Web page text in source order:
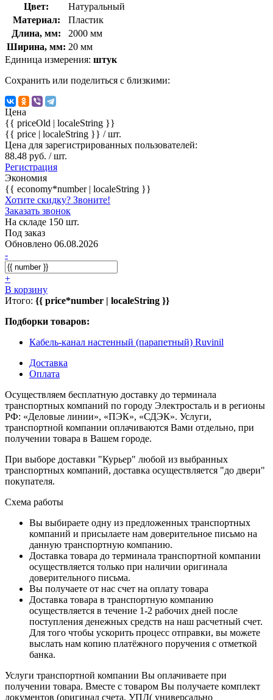
Цвет:
Натуральный
Материал:
Пластик
Длина, мм:
2000 мм
Ширина, мм: 20 мм
Единица измерения: штук
Сохранить или поделиться с близкими:
Цена
{{ priceOld | localeString }}
{{ price | localeString }} / шт.
Цена для зарегистрированных пользователей:
88.48 руб. / шт.
Регистрация
Экономия
{{ economy*number | localeString }}
Хотите скидку? Звоните!
Заказать звонок
На складе 150 шт.
Под заказ
Обновлено 06.08.2026
-
+
В корзину
Итого: {{ price*number | localeString }}
Подборки товаров:
Кабель-канал настенный (парапетный) Ruvinil
Доставка
Оплата
Осуществляем бесплатную доставку до терминала
транспортных компаний по городу Электросталь и в регионы
РФ: «Деловые линии», «ПЭК», «СДЭК». Услуги,
транспортной компании оплачиваются Вами отдельно, при
получении товара в Вашем городе.
При выборе доставки "Курьер" любой из выбранных
транспортных компаний, доставка осуществляется "до двери"
покупателя.
Схема работы
Вы выбираете одну из предложенных транспортных
компаний и присылаете нам доверительное письмо на
данную транспортную компанию.
Доставка товара до терминала транспортной компании
осуществляется только при наличии оригинала
доверительного письма.
Вы получаете от нас счет на оплату товара
Доставка товара в транспортную компанию
осуществляется в течение 1-2 рабочих дней после
поступления денежных средств на наш расчетный счет.
Для того чтобы ускорить процесс отправки, вы можете
выслать нам копию платёжного поручения с отметкой
банка.
Услуги транспортной компании Вы оплачиваете при
получении товара. Вместе с товаром Вы получаете комплект
документов (оригинал счета, УПД( универсально